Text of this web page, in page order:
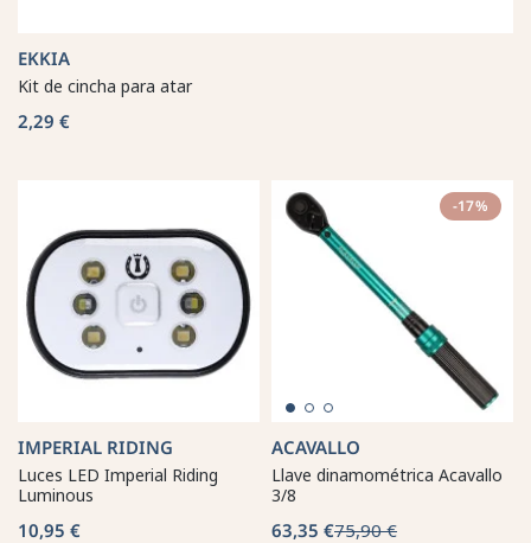
EKKIA
Kit de cincha para atar
2,29 €
IMPERIAL RIDING
Luces LED Imperial Riding
Luminous
10,95 €
-17%
ACAVALLO
Llave dinamométrica Acavallo
3/8
63,35 €75,90 €